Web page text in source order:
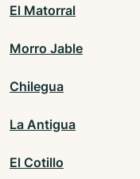
El Matorral
Morro Jable
Chilegua
La Antigua
El Cotillo